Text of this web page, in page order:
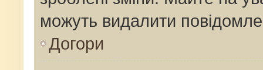
можуть видалити
Догори